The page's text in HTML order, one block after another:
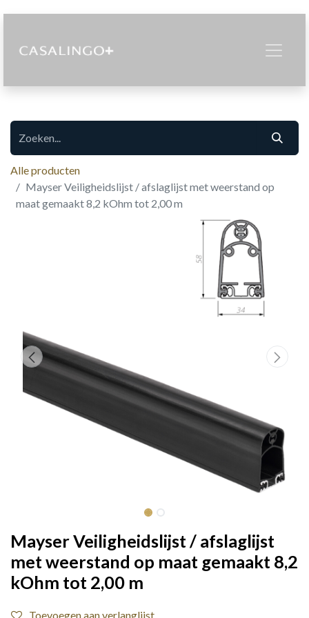
Alle producten
Mayser Veiligheidslijst / afslaglijst met weerstand op
maat gemaakt 8,2 kOhm tot 2,00 m
Mayser Veiligheidslijst / afslaglijst
met weerstand op maat gemaakt 8,2
kOhm tot 2,00 m
Toevoegen aan verlanglijst